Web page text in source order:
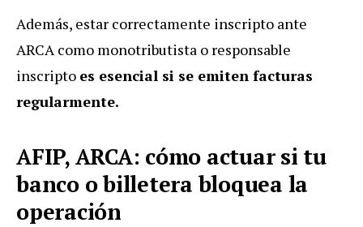
Además, estar correctamente inscripto ante
ARCA como monotributista o responsable
inscripto es esencial si se emiten facturas
regularmente.
AFIP, ARCA: cómo actuar si tu
banco o billetera bloquea la
operación